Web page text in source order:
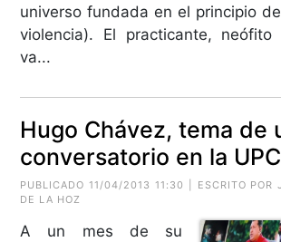
universo fundada en el principio
violencia). El practicante, neófito
va...
Hugo Chávez, tema de
conversatorio en la UPC
PUBLICADO 11/04/2013 11:30 | ESCRITO POR
DE LA HOZ
A un mes de su